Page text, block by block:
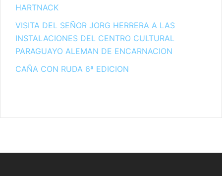
HARTNACK
VISITA DEL SEÑOR JORG HERRERA A LAS
INSTALACIONES DEL CENTRO CULTURAL
PARAGUAYO ALEMAN DE ENCARNACION
CAÑA CON RUDA 6ª EDICION